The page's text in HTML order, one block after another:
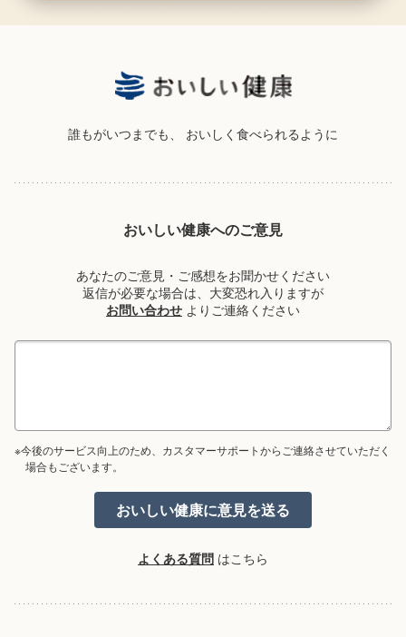
誰もがいつまでも、 おいしく食べられるように
おいしい健康へのご意見
あなたのご意見・ご感想をお聞かせください
返信が必要な場合は、大変恐れ入りますが
お問い合わせ よりご連絡ください
※今後のサービス向上のため、カスタマーサポートからご連絡させていただく
場合もございます。
よくある質問 はこちら